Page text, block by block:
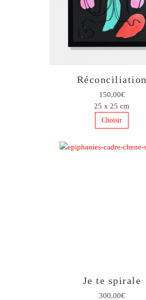
Réconciliation
150,00€
25 x 25 cm
Choisir
Je te spirale
300,00€